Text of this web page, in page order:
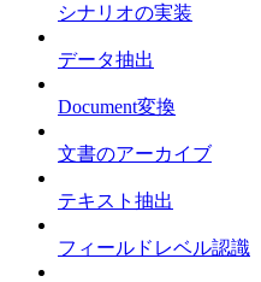
シナリオの実装
データ抽出
Document変換
文書のアーカイブ
テキスト抽出
フィールドレベル認識